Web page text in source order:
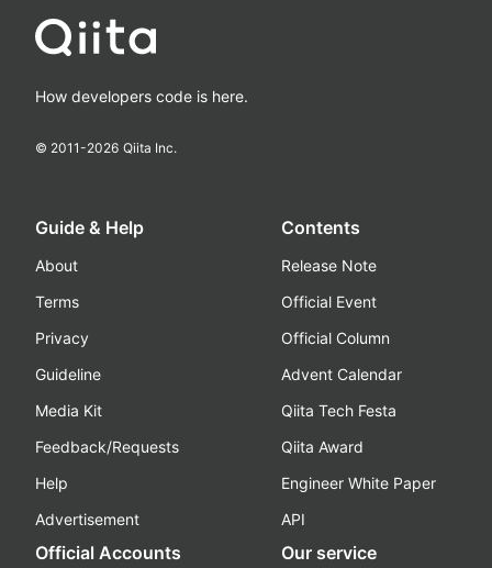
How developers code is here.
© 2011-2026 Qiita Inc.
Guide & Help
About
Terms
Privacy
Guideline
Media Kit
Feedback/Requests
Help
Advertisement
Contents
Release Note
Official Event
Official Column
Advent Calendar
Qiita Tech Festa
Qiita Award
Engineer White Paper
API
Official Accounts Our service